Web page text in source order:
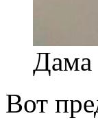
Дама
Вот